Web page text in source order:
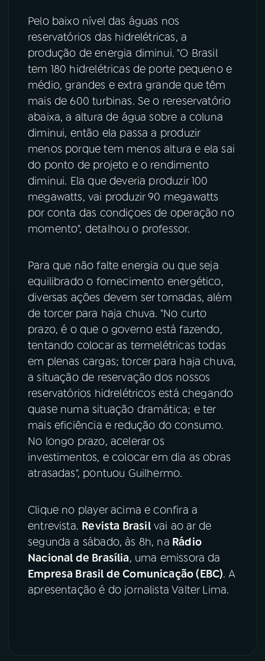
Pelo baixo nível das águas nos
reservatórios das hidrelétricas, a
produção de energia diminui. "O Brasil
tem 180 hidrelétricas de porte pequeno e
médio, grandes e extra grande que têm
mais de 600 turbinas. Se o rereservatório
abaixa, a altura de água sobre a coluna
diminui, então ela passa a produzir
menos porque tem menos altura e ela sai
do ponto de projeto e o rendimento
diminui. Ela que deveria produzir 100
megawatts, vai produzir 90 megawatts
por conta das condiçoes de operação no
momento", detalhou o professor.
Para que não falte energia ou que seja
equilibrado o fornecimento energético,
diversas ações devem ser tomadas, além
de torcer para haja chuva. "No curto
prazo, é o que o governo está fazendo,
tentando colocar as termelétricas todas
em plenas cargas; torcer para haja chuva,
a situação de reservação dos nossos
reservatórios hidrelétricos está chegando
quase numa situação dramática; e ter
mais eficiência e redução do consumo.
No longo prazo, acelerar os
investimentos, e colocar em dia as obras
atrasadas", pontuou Guilhermo.
Clique no player acima e confira a
entrevista. Revista Brasilvai ao ar de
segunda a sábado, às 8h, na Rádio
Nacional de Brasília, uma emissora da
Empresa Brasil de Comunicação (EBC). A
apresentação é do jornalista Valter Lima.